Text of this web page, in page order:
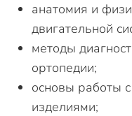
анатомия и
двигательной
методы
ортопедии;
основы работы
изделиями;